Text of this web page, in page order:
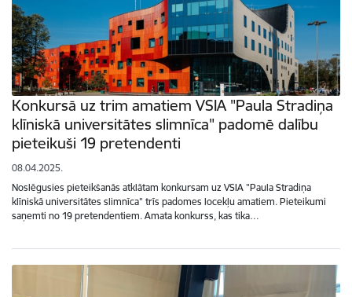
Konkursā uz trim amatiem VSIA "Paula Stradiņa
klīniskā universitātes slimnīca" padomē dalību
pieteikuši 19 pretendenti
08.04.2025.
Noslēgusies pieteikšanās atklātam konkursam uz VSIA "Paula Stradiņa
klīniskā universitātes slimnīca" trīs padomes locekļu amatiem. Pieteikumi
saņemti no 19 pretendentiem. Amata konkurss, kas tika…